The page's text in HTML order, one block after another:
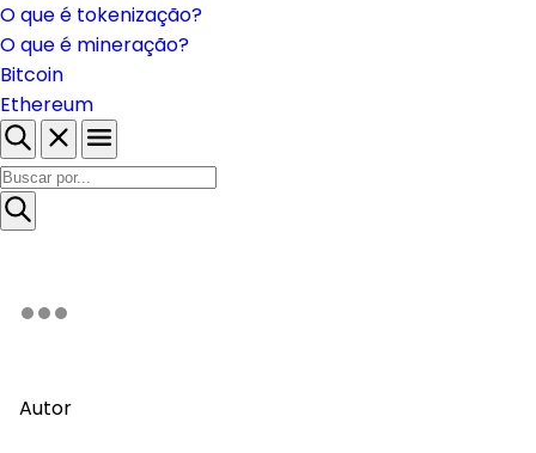
O que é tokenização?
O que é mineração?
Bitcoin
Ethereum
Autor